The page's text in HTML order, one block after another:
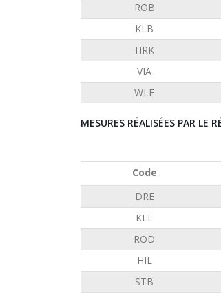
ROB
KLB
HRK
VIA
WLF
MESURES RÉALISÉES PAR LE
Code
DRE
KLL
ROD
HIL
STB